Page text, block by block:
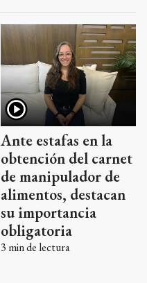
Ante estafas en la
obtención del carnet
de manipulador de
alimentos, destacan
su importancia
obligatoria
3 min de lectura